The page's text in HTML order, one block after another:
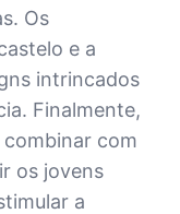
Os
e a
intrincados
Finalmente,
com
os jovens
a